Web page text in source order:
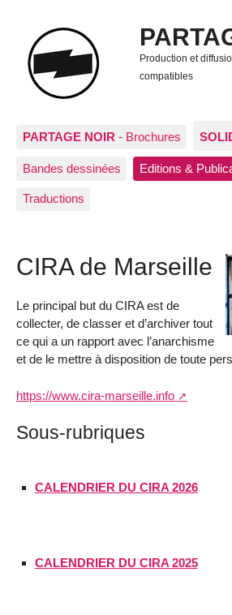
Production et
compatibles
PARTAGE NOIR - Brochures
Bandes dessinées Editions &
Traductions
CIRA de Marseille
Le principal but du CIRA est de
collecter, de classer et d’archiver tout
ce qui a un rapport avec l’anarchisme
et de le mettre à disposition de toute
https://www.cira-marseille.info
Sous-rubriques
CALENDRIER DU CIRA 2026
CALENDRIER DU CIRA 2025